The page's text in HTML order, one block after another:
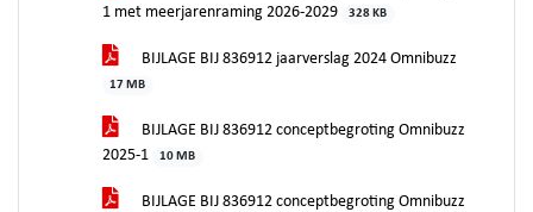
1 met meerjarenraming 2026-2029
328 KB
BIJLAGE BIJ 836912 jaarverslag 2024 Omnibuzz
17 MB
BIJLAGE BIJ 836912 conceptbegroting Omnibuzz
2025-1
10 MB
BIJLAGE BIJ 836912 conceptbegroting Omnibuzz